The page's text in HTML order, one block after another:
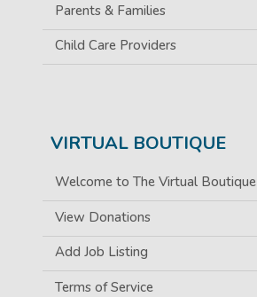
Parents & Families
Child Care Providers
VIRTUAL BOUTIQUE
Welcome to The Virtual Boutique
View Donations
Add Job Listing
Terms of Service